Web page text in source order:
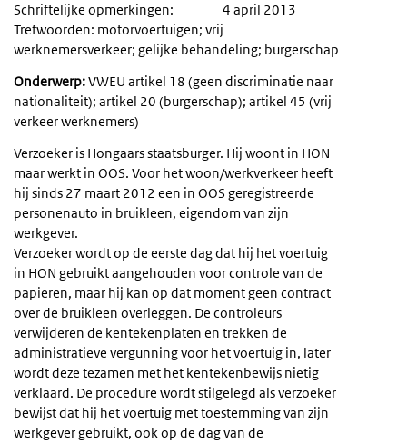
Schriftelijke opmerkingen: 4 april 2013
Trefwoorden: motorvoertuigen; vrij
werknemersverkeer; gelijke behandeling; burgerschap
Onderwerp:VWEU artikel 18 (geen discriminatie naar
nationaliteit); artikel 20 (burgerschap); artikel 45 (vrij
verkeer werknemers)
Verzoeker is Hongaars staatsburger. Hij woont in HON
maar werkt in OOS. Voor het woon/werkverkeer heeft
hij sinds 27 maart 2012 een in OOS geregistreerde
personenauto in bruikleen, eigendom van zijn
werkgever.
Verzoeker wordt op de eerste dag dat hij het voertuig
in HON gebruikt aangehouden voor controle van de
papieren, maar hij kan op dat moment geen contract
over de bruikleen overleggen. De controleurs
verwijderen de kentekenplaten en trekken de
administratieve vergunning voor het voertuig in, later
wordt deze tezamen met het kentekenbewijs nietig
verklaard. De procedure wordt stilgelegd als verzoeker
bewijst dat hij het voertuig met toestemming van zijn
werkgever gebruikt, ook op de dag van de